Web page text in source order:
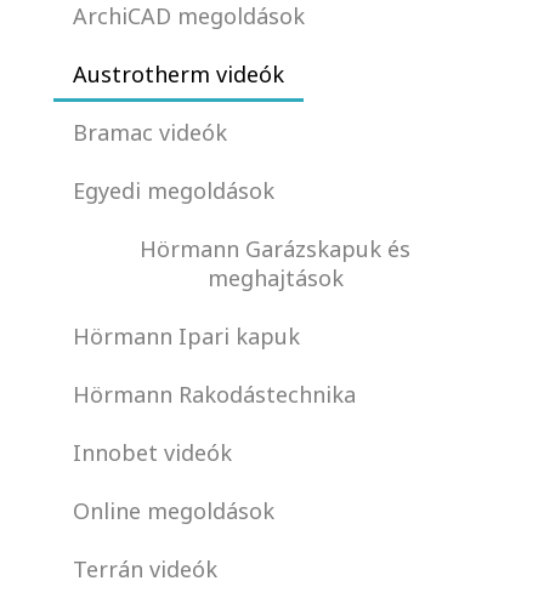
ArchiCAD megoldások
Austrotherm videók
Bramac videók
Egyedi megoldások
Hörmann Garázskapuk és
meghajtások
Hörmann Ipari kapuk
Hörmann Rakodástechnika
Innobet videók
Online megoldások
Terrán videók